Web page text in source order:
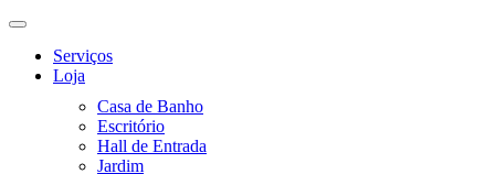
Serviços
Loja
Casa de Banho
Escritório
Hall de Entrada
Jardim